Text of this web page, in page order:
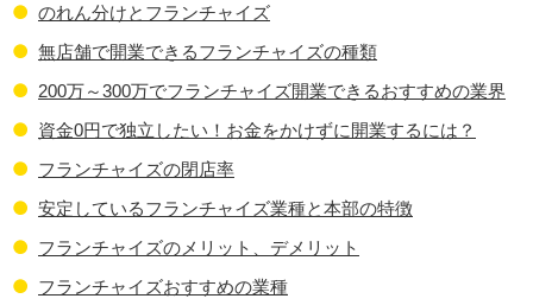
のれん分けとフランチャイズ
無店舗で開業できるフランチャイズの種類
200万～300万でフランチャイズ開業できるおすすめの業界
資金0円で独立したい！お金をかけずに開業するには？
フランチャイズの閉店率
安定しているフランチャイズ業種と本部の特徴
フランチャイズのメリット、デメリット
フランチャイズおすすめの業種